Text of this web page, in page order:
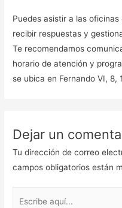
Puedes asistir a las
recibir respuestas y
Te recomendamos
horario de atención y
se ubica en Fernando VI, 8,
Dejar un
Tu dirección de correo
campos obligatorios están